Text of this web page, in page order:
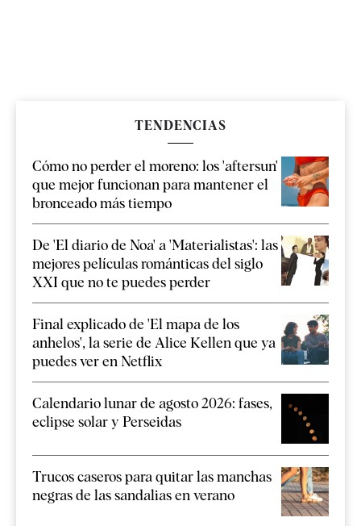
TENDENCIAS
Cómo no perder el moreno: los 'aftersun'
que mejor funcionan para mantener el
bronceado más tiempo
De 'El diario de Noa' a 'Materialistas': las
mejores películas románticas del siglo
XXI que no te puedes perder
Final explicado de 'El mapa de los
anhelos', la serie de Alice Kellen que ya
puedes ver en Netflix
Calendario lunar de agosto 2026: fases,
eclipse solar y Perseidas
Trucos caseros para quitar las manchas
negras de las sandalias en verano